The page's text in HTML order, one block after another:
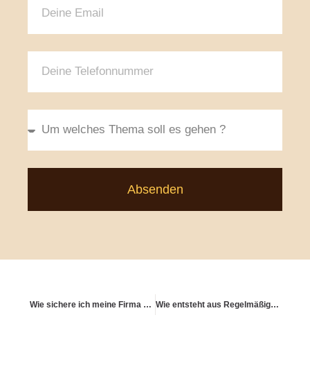
Absenden
Wie sichere ich meine Firma gegen mein altersbedingtes Ausfallen ab? Wie entsteht aus Regelmäßigkeit Zufriedenheit?